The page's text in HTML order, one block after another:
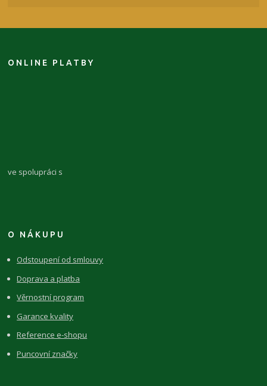
ONLINE PLATBY
ve spolupráci s
O NÁKUPU
Odstoupení od smlouvy
Doprava a platba
Věrnostní program
Garance kvality
Reference e-shopu
Puncovní značky